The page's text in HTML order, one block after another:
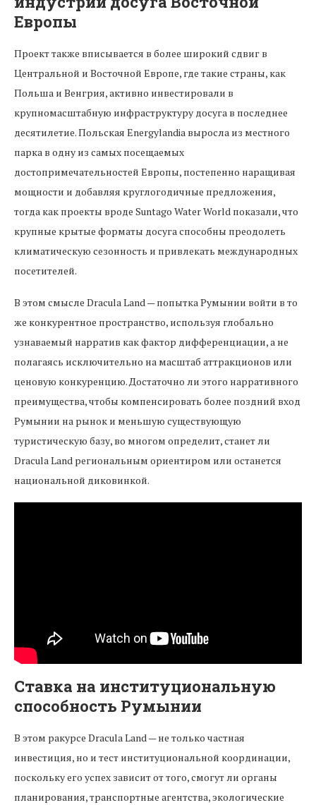
Европы
Проект также вписывается в более широкий сдвиг в
Центральной и Восточной Европе, где такие страны, как
Польша и Венгрия, активно инвестировали в
крупномасштабную инфраструктуру досуга в последнее
десятилетие. Польская Energylandia выросла из местного
парка в одну из самых посещаемых
достопримечательностей Европы, постепенно наращивая
мощности и добавляя круглогодичные предложения,
тогда как проекты вроде Suntago Water World показали, что
крупные крытые форматы досуга способны преодолеть
климатическую сезонность и привлекать международных
посетителей.
В этом смысле Dracula Land — попытка Румынии войти в то
же конкурентное пространство, используя глобально
узнаваемый нарратив как фактор дифференциации, а не
полагаясь исключительно на масштаб аттракционов или
ценовую конкуренцию. Достаточно ли этого нарративного
преимущества, чтобы компенсировать более поздний вход
Румынии на рынок и меньшую существующую
туристическую базу, во многом определит, станет ли
Dracula Land региональным ориентиром или останется
национальной диковинкой.
Ставка на институциональную
способность Румынии
В этом ракурсе Dracula Land — не только частная
инвестиция, но и тест институциональной координации,
поскольку его успех зависит от того, смогут ли органы
планирования, транспортные агентства, экологические